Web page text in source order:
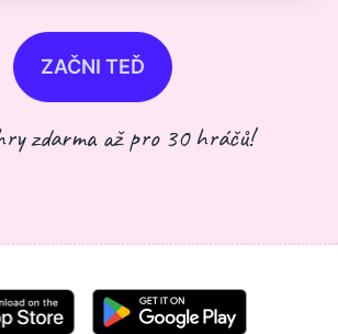
ZAČNI TEĎ
zdarma až pro 30 hráčů!